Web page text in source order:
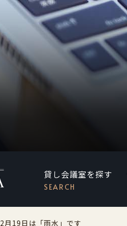
貸し会議室を探す
SEARCH
2月19日は「雨水」です